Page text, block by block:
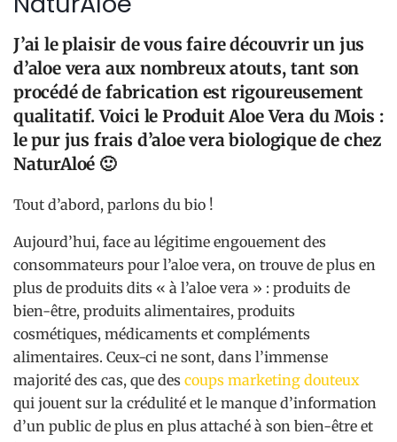
J’ai le plaisir de vous faire découvrir un jus
d’aloe vera aux nombreux atouts, tant son
procédé de fabrication est rigoureusement
qualitatif. Voici le Produit Aloe Vera du Mois :
le pur jus frais d’aloe vera biologique de chez
NaturAloé 🙂
Tout d’abord, parlons du bio !
Aujourd’hui, face au légitime engouement des
consommateurs pour l’aloe vera, on trouve de plus en
plus de produits dits « à l’aloe vera » : produits de
bien-être, produits alimentaires, produits
cosmétiques, médicaments et compléments
alimentaires. Ceux-ci ne sont, dans l’immense
majorité des cas, que des coups marketing douteux
qui jouent sur la crédulité et le manque d’information
d’un public de plus en plus attaché à son bien-être et